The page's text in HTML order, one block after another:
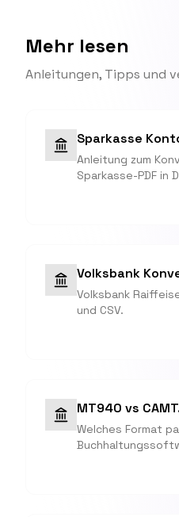
Mehr lesen
Anleitungen, Tipps und
Sparkasse
Anleitung zum
Sparkasse-PDF in
Volksbank
Volksbank
und CSV.
MT940 vs
Welches Format